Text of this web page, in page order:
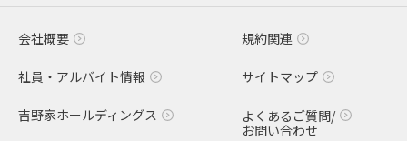
会社概要 規約関連
社員・アルバイト情報 サイトマップ
吉野家ホールディングス
よくあるご質問/
お問い合わせ